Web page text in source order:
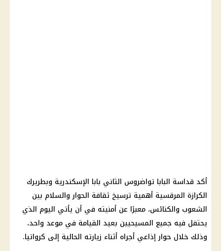
أكد قداسة البابا تواضروس الثاني بابا الإسكندرية وبطريرك
الكرازة المرقسية أهمية ترسيخ ثقافة الحوار والسلام بين
الشعوب والكنائس، معبرًا عن أمنيته في أن يأتي اليوم الذي
يحتفل فيه جميع المسيحيين بعيد القيامة في موعد واحد،
وذلك خلال حوار إذاعي أجراه أثناء زيارته الحالية إلى كرواتيا.